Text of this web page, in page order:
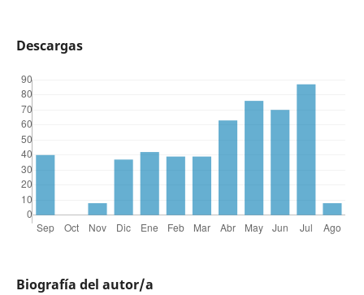
Descargas
Biografía del autor/a